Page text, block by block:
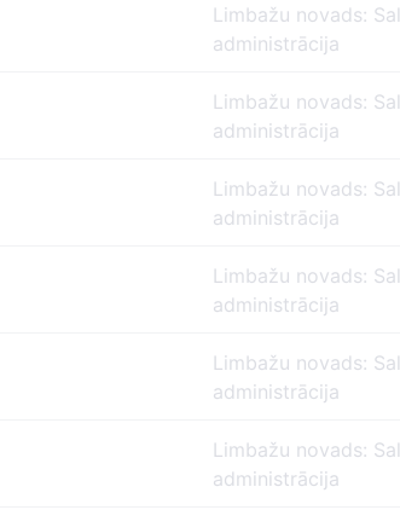
Limbažu novads:
administrācija
Limbažu novads:
administrācija
Limbažu novads:
administrācija
Limbažu novads:
administrācija
Limbažu novads:
administrācija
Limbažu novads:
administrācija